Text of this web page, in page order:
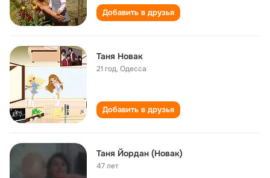
Добавить в друзья
Таня Новак
21 год,Одесса
Добавить в друзья
Таня Йордан (Новак)
47 лет